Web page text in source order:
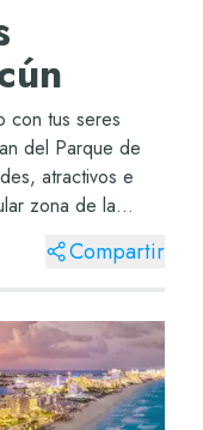
con tus seres
del Parque de
atractivos e
zona de la
Compartir